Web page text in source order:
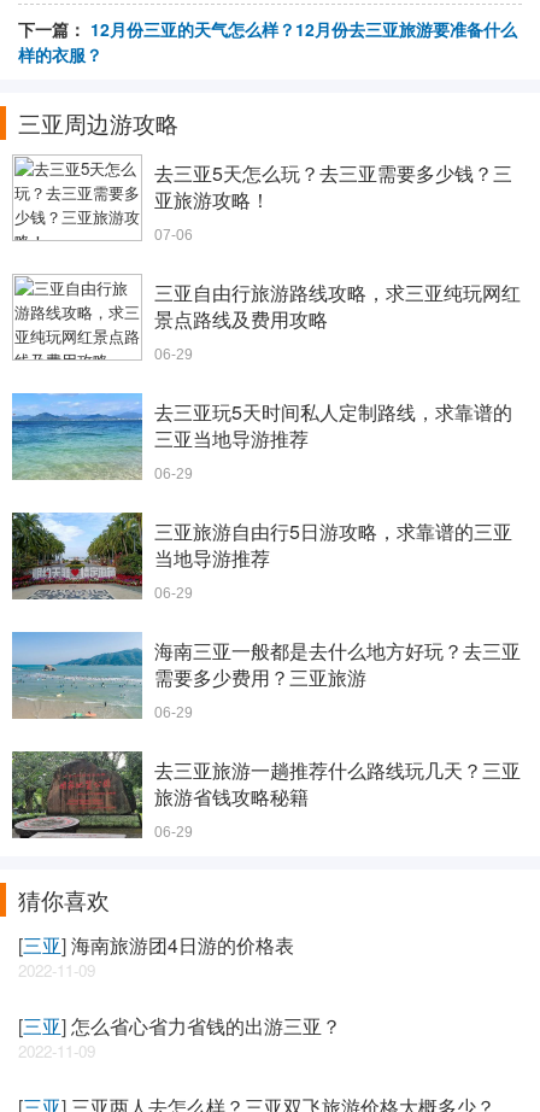
下一篇： 12月份三亚的天气怎么样？12月份去三亚旅游要准备什么
样的衣服？
三亚周边游攻略
去三亚5天怎么玩？去三亚需要多少钱？三
亚旅游攻略！
07-06
三亚自由行旅游路线攻略，求三亚纯玩网红
景点路线及费用攻略
06-29
去三亚玩5天时间私人定制路线，求靠谱的
三亚当地导游推荐
06-29
三亚旅游自由行5日游攻略，求靠谱的三亚
当地导游推荐
06-29
海南三亚一般都是去什么地方好玩？去三亚
需要多少费用？三亚旅游
06-29
去三亚旅游一趟推荐什么路线玩几天？三亚
旅游省钱攻略秘籍
06-29
猜你喜欢
[三亚]海南旅游团4日游的价格表
2022-11-09
[三亚]怎么省心省力省钱的出游三亚？
2022-11-09
[三亚] 三亚两人去怎么样？三亚双飞旅游价格大概多少？